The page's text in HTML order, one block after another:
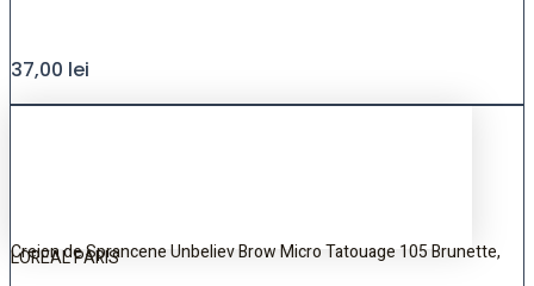
37,00 lei
Creion de Sprancene Unbeliev Brow Micro Tatouage 105 Brunette,
LOREAL PARIS